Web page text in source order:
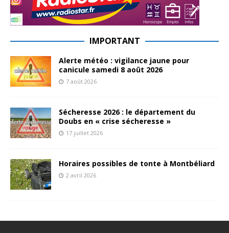
IMPORTANT
Alerte météo : vigilance jaune pour
canicule samedi 8 août 2026
7 août 2026
Sécheresse 2026 : le département du
Doubs en « crise sécheresse »
17 juillet 2026
Horaires possibles de tonte à Montbéliard
2 avril 2026